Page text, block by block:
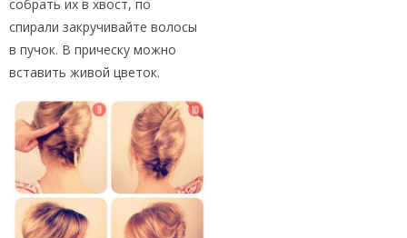
собрать их в хвост, по
спирали закручивайте волосы
в пучок. В прическу можно
вставить живой цветок.